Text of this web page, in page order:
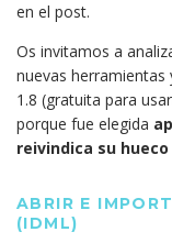
en el post.
Os invitamos a
nuevas herramientas
1.8 (gratuita para
porque fue elegida
reivindica su
ABRIR E
(IDML)